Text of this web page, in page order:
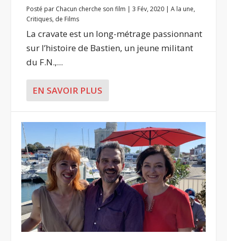
Posté par Chacun cherche son film |3 Fév, 2020 |A la une,
Critiques, de Films
La cravate est un long-métrage passionnant
sur l’histoire de Bastien, un jeune militant
du F.N.,...
EN SAVOIR PLUS